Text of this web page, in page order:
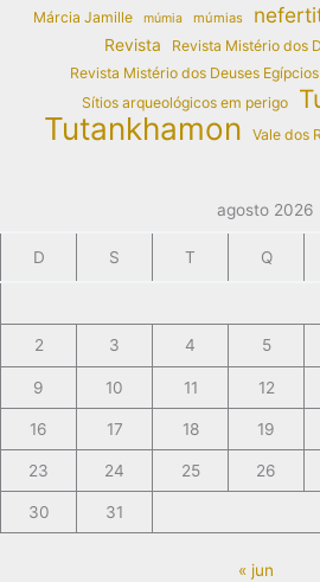
Márcia Jamille múmia múmias
Revista
Revista Mistério dos
Revista Mistério dos Deuses
Sítios arqueológicos em perigo
Tutankhamon Vale dos
agosto 2026
D S T Q
2 3 4 5
9 10 11 12
16 17 18 19
23 24 25 26
30 31
« jun